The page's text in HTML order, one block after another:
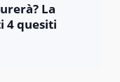
La
4 quesiti